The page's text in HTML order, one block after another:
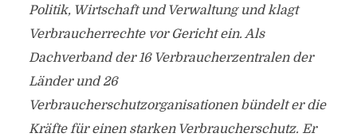
Politik, Wirtschaft und Verwaltung und klagt
Verbraucherrechte vor Gericht ein. Als
Dachverband der 16 Verbraucherzentralen der
Länder und 26
Verbraucherschutzorganisationen bündelt er die
Kräfte für einen starken Verbraucherschutz. Er